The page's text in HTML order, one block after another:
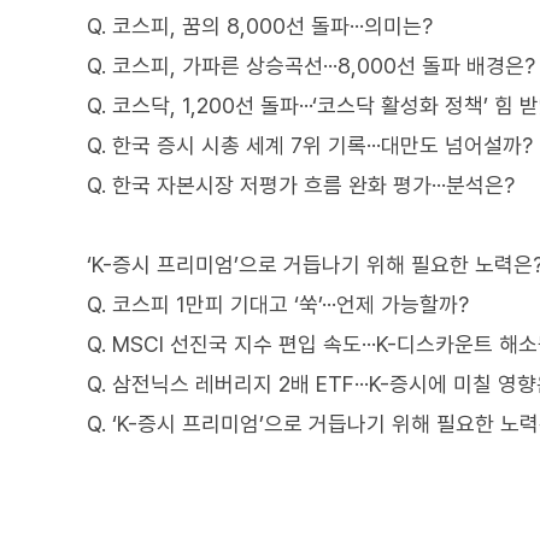
Q. 코스피, 꿈의 8,000선 돌파···의미는?
Q. 코스피, 가파른 상승곡선···8,000선 돌파 배경은?
Q. 코스닥, 1,200선 돌파···‘코스닥 활성화 정책’ 힘
Q. 한국 증시 시총 세계 7위 기록···대만도 넘어설까?
Q. 한국 자본시장 저평가 흐름 완화 평가···분석은?
‘K-증시 프리미엄’으로 거듭나기 위해 필요한 노력은
Q. 코스피 1만피 기대고 ‘쑥’···언제 가능할까?
Q. MSCI 선진국 지수 편입 속도···K-디스카운트 해
Q. 삼전닉스 레버리지 2배 ETF···K-증시에 미칠 영
Q. ‘K-증시 프리미엄’으로 거듭나기 위해 필요한 노